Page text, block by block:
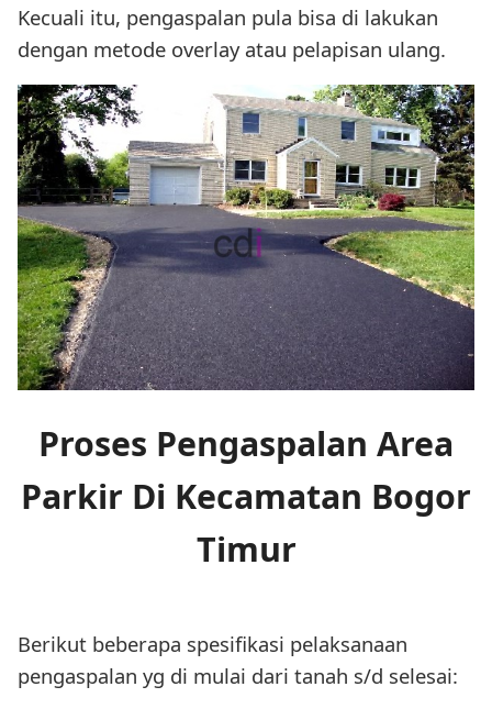
Kecuali itu, pengaspalan pula bisa di lakukan
dengan metode overlay atau pelapisan ulang.
Proses Pengaspalan Area
Parkir Di Kecamatan Bogor
Timur
Berikut beberapa spesifikasi pelaksanaan
pengaspalan yg di mulai dari tanah s/d selesai: